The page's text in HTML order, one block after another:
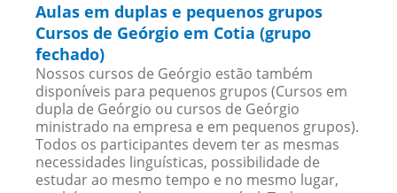
Aulas em duplas e pequenos grupos
Cursos de Geórgio em Cotia (grupo
fechado)
Nossos cursos de Geórgio estão também
disponíveis para pequenos grupos (Cursos em
dupla de Geórgio ou cursos de Geórgio
ministrado na empresa e em pequenos grupos).
Todos os participantes devem ter as mesmas
necessidades linguísticas, possibilidade de
estudar ao mesmo tempo e no mesmo lugar,